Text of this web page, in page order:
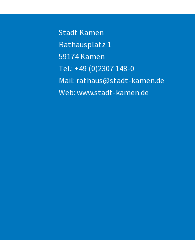
Stadt Kamen
Rathausplatz 1
59174 Kamen
Tel.: +49 (0)2307 148-0
Mail: rathaus@stadt-kamen.de
Web: www.stadt-kamen.de